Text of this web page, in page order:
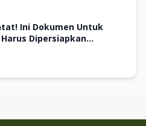
Ini Dokumen Untuk
Dipersiapkan